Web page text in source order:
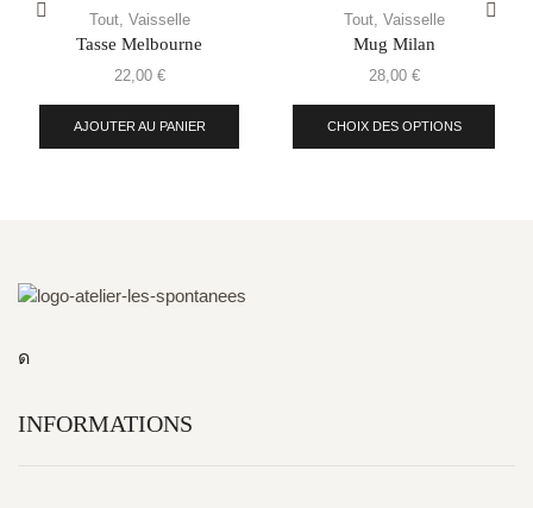
Tout, Vaisselle
Tasse Melbourne
22,00 €
AJOUTER AU PANIER
Tout, Vaisselle
Mug Milan
28,00 €
CHOIX DES OPTIONS
INFORMATIONS